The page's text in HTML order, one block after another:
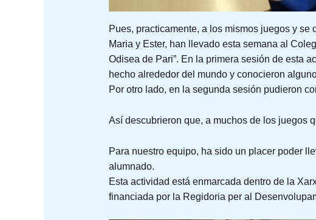
Pues, practicamente, a los mismos juegos y
Maria y Ester, han llevado esta semana al
Odisea de Pari”. En la primera sesión de esta
hecho alrededor del mundo y conocieron
Por otro lado, en la segunda sesión pudieron
Así descubrieron que, a muchos de los juegos
Para nuestro equipo, ha sido un placer poder
alumnado.
Esta actividad está enmarcada dentro de la
financiada por la Regidoria per al